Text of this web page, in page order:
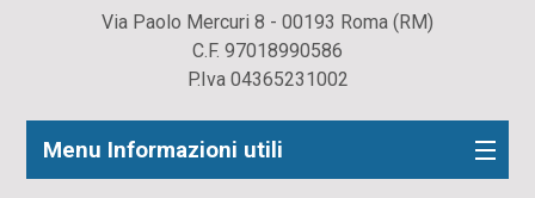
Via Paolo Mercuri 8 - 00193 Roma (RM)
C.F. 97018990586
P.Iva 04365231002
Menu Informazioni utili